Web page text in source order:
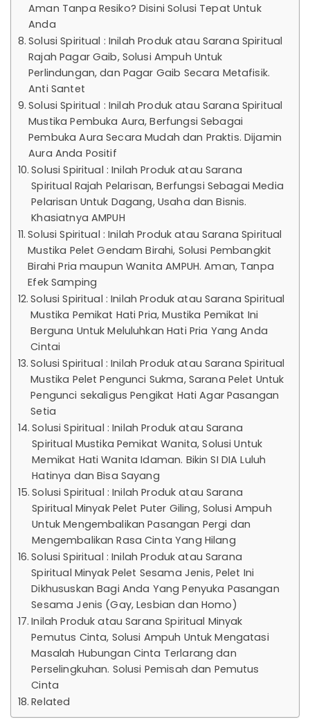
Aman Tanpa Resiko? Disini Solusi Tepat Untuk
Anda
Solusi Spiritual : Inilah Produk atau Sarana Spiritual
Rajah Pagar Gaib, Solusi Ampuh Untuk
Perlindungan, dan Pagar Gaib Secara Metafisik.
Anti Santet
Solusi Spiritual : Inilah Produk atau Sarana Spiritual
Mustika Pembuka Aura, Berfungsi Sebagai
Pembuka Aura Secara Mudah dan Praktis. Dijamin
Aura Anda Positif
Solusi Spiritual : Inilah Produk atau Sarana
Spiritual Rajah Pelarisan, Berfungsi Sebagai Media
Pelarisan Untuk Dagang, Usaha dan Bisnis.
Khasiatnya AMPUH
Solusi Spiritual : Inilah Produk atau Sarana Spiritual
Mustika Pelet Gendam Birahi, Solusi Pembangkit
Birahi Pria maupun Wanita AMPUH. Aman, Tanpa
Efek Samping
Solusi Spiritual : Inilah Produk atau Sarana Spiritual
Mustika Pemikat Hati Pria, Mustika Pemikat Ini
Berguna Untuk Meluluhkan Hati Pria Yang Anda
Cintai
Solusi Spiritual : Inilah Produk atau Sarana Spiritual
Mustika Pelet Pengunci Sukma, Sarana Pelet Untuk
Pengunci sekaligus Pengikat Hati Agar Pasangan
Setia
Solusi Spiritual : Inilah Produk atau Sarana
Spiritual Mustika Pemikat Wanita, Solusi Untuk
Memikat Hati Wanita Idaman. Bikin SI DIA Luluh
Hatinya dan Bisa Sayang
Solusi Spiritual : Inilah Produk atau Sarana
Spiritual Minyak Pelet Puter Giling, Solusi Ampuh
Untuk Mengembalikan Pasangan Pergi dan
Mengembalikan Rasa Cinta Yang Hilang
Solusi Spiritual : Inilah Produk atau Sarana
Spiritual Minyak Pelet Sesama Jenis, Pelet Ini
Dikhususkan Bagi Anda Yang Penyuka Pasangan
Sesama Jenis (Gay, Lesbian dan Homo)
Inilah Produk atau Sarana Spiritual Minyak
Pemutus Cinta, Solusi Ampuh Untuk Mengatasi
Masalah Hubungan Cinta Terlarang dan
Perselingkuhan. Solusi Pemisah dan Pemutus
Cinta
Related